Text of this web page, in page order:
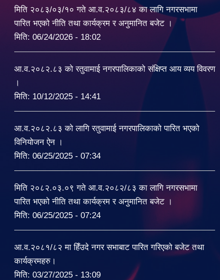
मिति २०८३/०३/१० गते आ.व.२०८३/८४ का लागि नगरसभामा
पारित भएको नीति तथा कार्यक्रम र अनुमानित बजेट ।
मिति: 06/24/2026 - 18:02
आ.व.२०८२.८३ को रतुवामाई नगरपालिकाको संक्षिप्त आय व्यय विवरण
।
मिति: 10/12/2025 - 14:41
आ.व.२०८२.८३ को लागि रतुवामाई नगरपालिकाको पारित भएको
विनियोजन ऐन ।
मिति: 06/25/2025 - 07:34
मिति २०८२.०३.०९ गते आ.व.२०८२/८३ का लागि नगरसभामा
पारित भएको नीति तथा कार्यक्रम र अनुमानित बजेट ।
मिति: 06/25/2025 - 07:24
आ.व.२०८१/८२ मा हिँउदे नगर सभाबाट पारित गरिएको बजेट तथा
कार्यक्रमहरु।
मिति: 03/27/2025 - 13:09